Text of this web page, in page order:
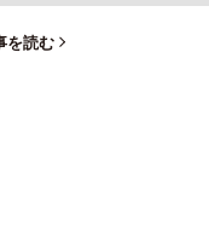
を読む